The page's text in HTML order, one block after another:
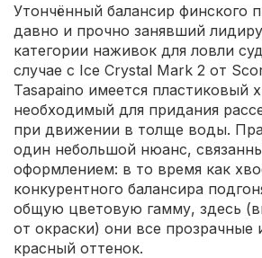
Утончённый балансир финского
давно и прочно занявший
категории наживок для ловли
случае с Ice Crystal Mark 2 от
Tasapaino имеется пластиковый
необходимый для придания
при движении в толще воды.
один небольшой нюанс,
оформлением: в то время как
конкурентного балансира
общую цветовую гамму, здесь
от окраски) они все прозрачные
красный оттенок.